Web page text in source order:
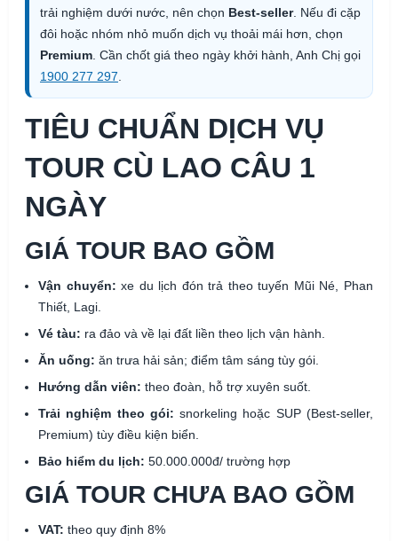
trải nghiệm dưới nước, nên chọn Best-seller. Nếu đi cặp
đôi hoặc nhóm nhỏ muốn dịch vụ thoải mái hơn, chọn
Premium . Cần chốt giá theo ngày khởi hành, Anh Chị gọi
1900 277 297
TIÊU CHUẨN DỊCH VỤ
TOUR CÙ LAO CÂU 1
NGÀY
GIÁ TOUR BAO GỒM
Vận chuyển: xe du lịch đón trả theo tuyến Mũi Né, Phan
Thiết, Lagi.
Vé tàu: ra đảo và về lại đất liền theo lịch vận hành.
Ăn uống: ăn trưa hải sản; điểm tâm sáng tùy gói.
Hướng dẫn viên: theo đoàn, hỗ trợ xuyên suốt.
Trải nghiệm theo gói: snorkeling hoặc SUP (Best-seller,
Premium) tùy điều kiện biển.
Bảo hiểm du lịch: 50.000.000đ/ trường hợp
GIÁ TOUR CHƯA BAO GỒM
VAT: theo quy định 8%